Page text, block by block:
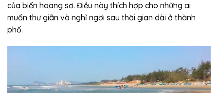
của biển hoang sơ. Điều này thích hợp cho những ai
muốn thư giãn và nghỉ ngơi sau thời gian dài ở thành
phố.